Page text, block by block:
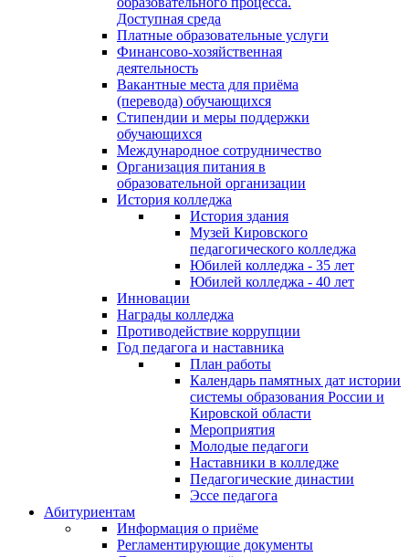
Доступная среда
Платные образовательные услуги
Финансово-хозяйственная
деятельность
Вакантные места для приёма
(перевода) обучающихся
Стипендии и меры поддержки
обучающихся
Международное сотрудничество
Организация питания в
образовательной организации
История колледжа
История здания
Музей Кировского
педагогического колледжа
Юбилей колледжа - 35 лет
Юбилей колледжа - 40 лет
Инновации
Награды колледжа
Противодействие коррупции
Год педагога и наставника
План работы
Календарь памятных дат истории
системы образования России и
Кировской области
Мероприятия
Молодые педагоги
Наставники в колледже
Педагогические династии
Эссе педагога
Абитуриентам
Информация о приёме
Регламентирующие документы